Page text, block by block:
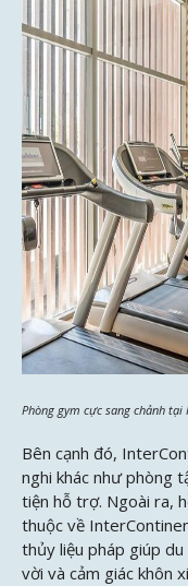
Phòng gym cực sang chảnh
Bên cạnh đó,
nghi khác như phòng
tiện hỗ trợ. Ngoài ra,
thuộc về
thủy liệu pháp giúp
vời và cảm giác khôn